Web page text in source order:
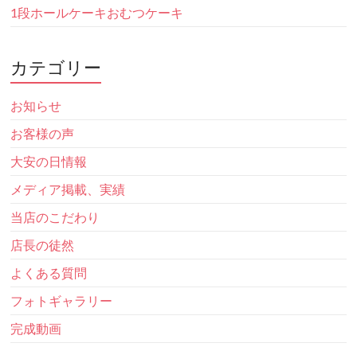
1段ホールケーキおむつケーキ
カテゴリー
お知らせ
お客様の声
大安の日情報
メディア掲載、実績
当店のこだわり
店長の徒然
よくある質問
フォトギャラリー
完成動画